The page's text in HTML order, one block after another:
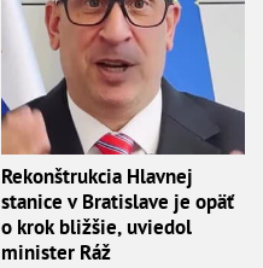
Rekonštrukcia Hlavnej
stanice v Bratislave je opäť
o krok bližšie, uviedol
minister Ráž